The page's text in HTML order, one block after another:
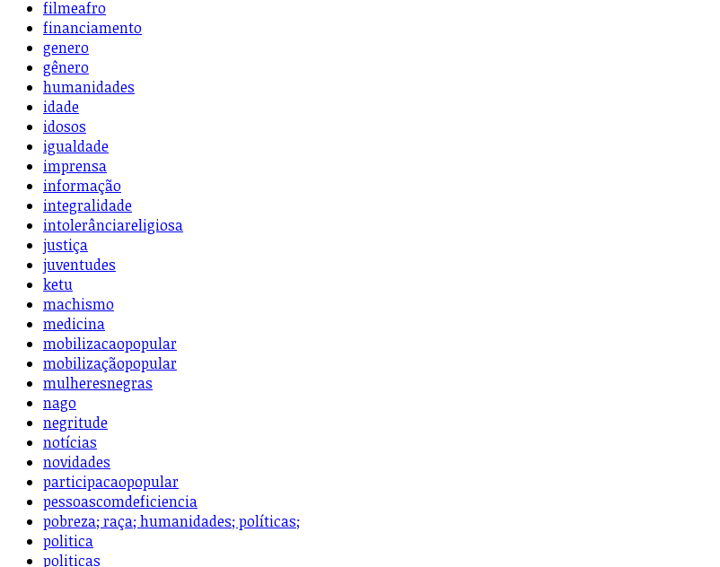
filmeafro
financiamento
genero
gênero
humanidades
idade
idosos
igualdade
imprensa
informação
integralidade
intolerânciareligiosa
justiça
juventudes
ketu
machismo
medicina
mobilizacaopopular
mobilizaçãopopular
mulheresnegras
nago
negritude
notícias
novidades
participacaopopular
pessoascomdeficiencia
pobreza; raça; humanidades; políticas;
politica
politicas